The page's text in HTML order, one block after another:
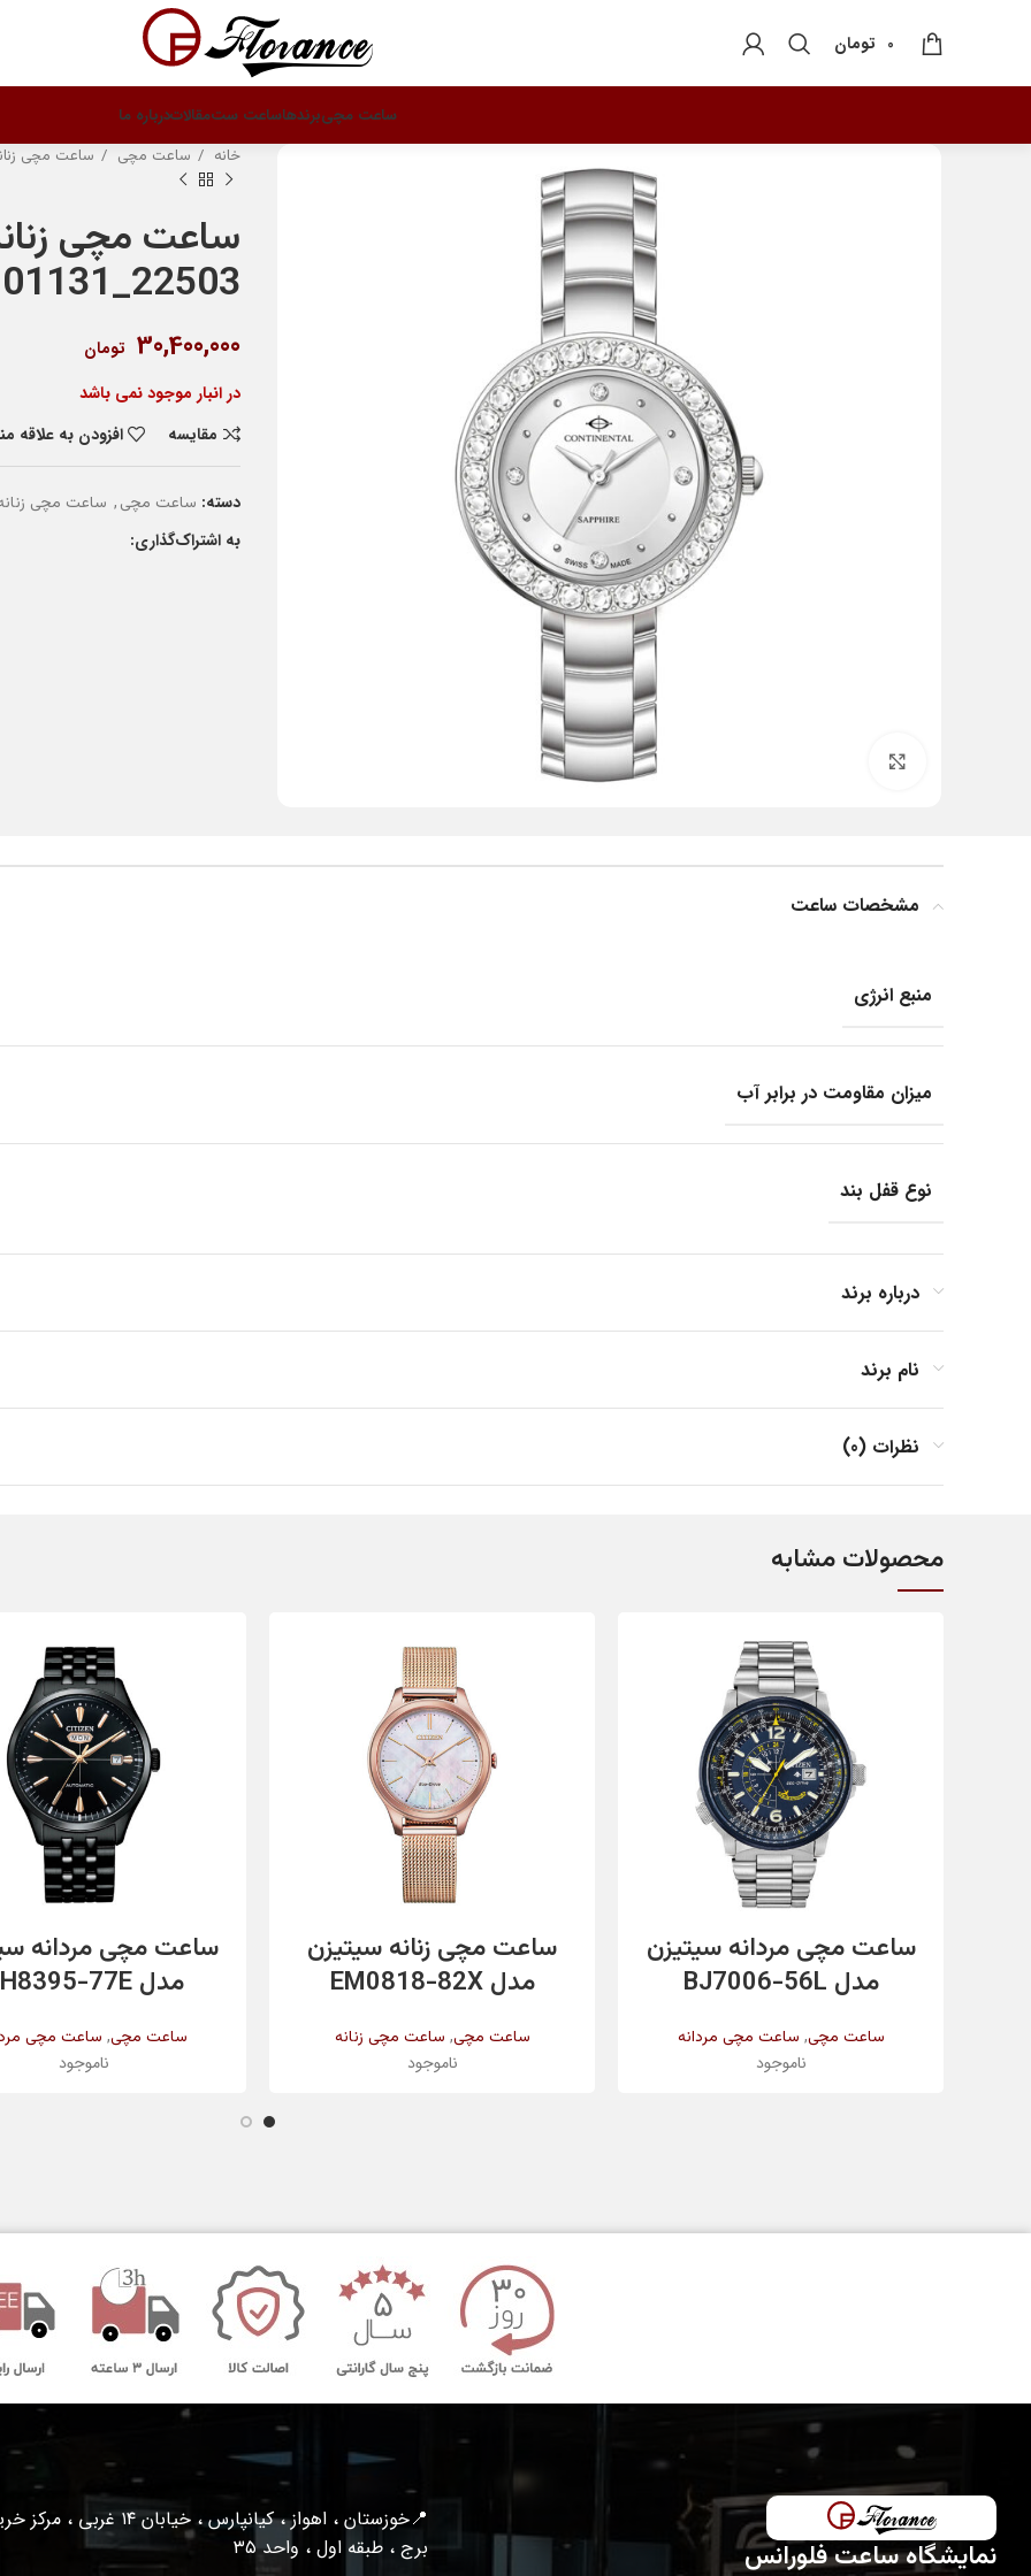
0 تومان
ساعت مچیبرندهاساعت ستمقالاتدرباره ما
خانه ساعت مچی ساعت مچی
ساعت مچی
22503_LT101131
30,400,000 تومان
در انبار موجود نمی باشد
مقایسه
افزودن به علاقه
دسته: ساعت مچی, ساعت مچی
به اشتراک‌گذاری:
مشخصات ساعت
منبع انرژی
میزان مقاومت در برابر آب
نوع قفل بند
جنس بند
جنس بدنه
فرم صفحه
مناسب برای
تاریخ شمار
مقاومت در برابر آب
رنگ بند
مدت گارانتی
درباره برند
نام برند
نظرات (0)
محصولات مشابه
اطلاعات بیشتر
ساعت مچی مردانه سیتیزن
مدل BJ7006-56L
ساعت مچی, ساعت مچی مردانه
ناموجود
اطلاعات بیشتر
ساعت مچی زنانه سیتیزن
مدل EM0818-82X
ساعت مچی, ساعت مچی زنانه
ناموجود
اطلاعات بیشتر
ساعت مچی مردانه
مدل NH8395-77E
ساعت مچی, ساعت مچی
ناموجود
نمایشگاه ساعت فلورانس
📍خوزستان ، اهواز ، کیانپارس ، خیابان ۱۴ غربی ،
برج ، طبقه اول ، واحد ۳۵